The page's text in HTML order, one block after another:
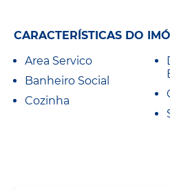
CARACTERÍSTICAS DO
Area Servico
Banheiro Social
Cozinha